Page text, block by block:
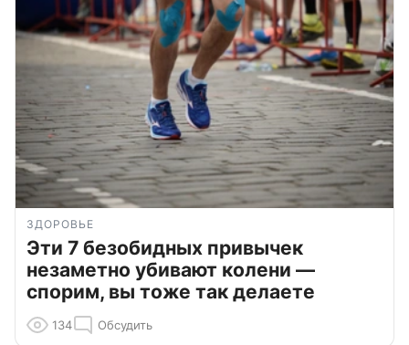
ЗДОРОВЬЕ
Эти 7 безобидных привычек
незаметно убивают колени —
спорим, вы тоже так делаете
134 Обсудить